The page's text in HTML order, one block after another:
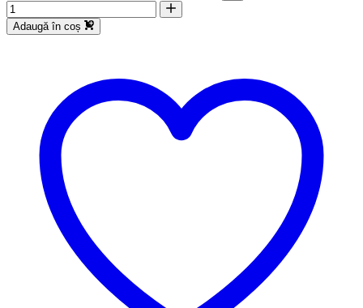
Adaugă în coș